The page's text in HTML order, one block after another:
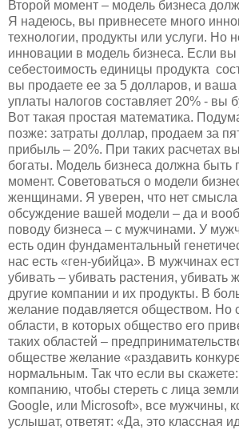
Второй момент – модель бизнеса
Я надеюсь, вы привнесете много
технологии, продукты или услуги. Но
инновации в модель бизнеса. Если вы
себестоимость единицы продукта
вы продаете ее за 5 долларов, и
уплаты налогов составляет 20% - вы
Вот такая простая математика.
позже: затраты доллар, продаем за
прибыль – 20%. При таких расчетах
богаты. Модель бизнеса должна быть
момент. Советоваться о модели
женщинами. Я уверен, что нет смысла
обсуждение вашей модели – да и
поводу бизнеса – с мужчинами. У
есть один фундаментальный
нас есть «ген-убийца». В мужчинах
убивать – убивать растения, убивать
другие компании и их продукты. В
желание подавляется обществом. Но
области, в которых общество его
таких областей –
обществе желание «раздавить
нормальным. Так что если вы
компанию, чтобы стереть с лица земли
Google, или Microsoft», все мужчины,
услышат, ответят: «Да, это классная